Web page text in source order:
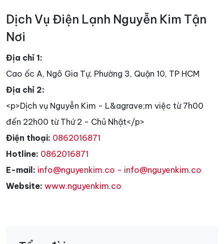
Dịch Vụ Điện Lạnh Nguyễn Kim Tận
Nơi
Địa chỉ 1:
Cao ốc A, Ngô Gia Tự, Phường 3, Quận 10, TP HCM
Địa chỉ 2:
<p>Dịch vụ Nguyễn Kim - L&agrave;m việc từ 7h00
đến 22h00 từ Thứ 2 - Chủ Nhật</p>
Điện thoại: 0862016871
Hotline: 0862016871
E-mail: info@nguyenkim.co - info@nguyenkim.co
Website: www.nguyenkim.co